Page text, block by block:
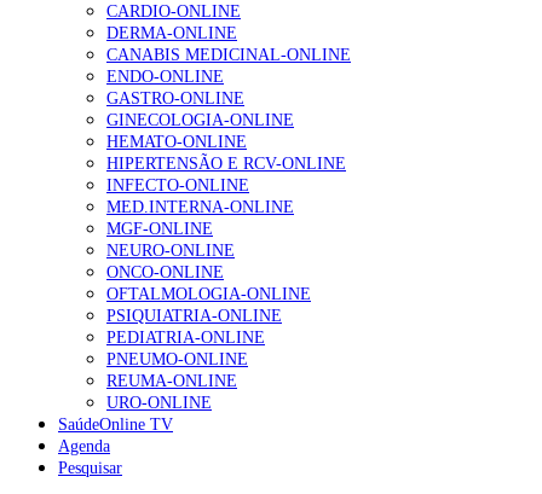
CARDIO-ONLINE
DERMA-ONLINE
CANABIS MEDICINAL-ONLINE
ENDO-ONLINE
GASTRO-ONLINE
GINECOLOGIA-ONLINE
HEMATO-ONLINE
HIPERTENSÃO E RCV-ONLINE
INFECTO-ONLINE
MED.INTERNA-ONLINE
MGF-ONLINE
NEURO-ONLINE
ONCO-ONLINE
OFTALMOLOGIA-ONLINE
PSIQUIATRIA-ONLINE
PEDIATRIA-ONLINE
PNEUMO-ONLINE
REUMA-ONLINE
URO-ONLINE
SaúdeOnline TV
Agenda
Pesquisar